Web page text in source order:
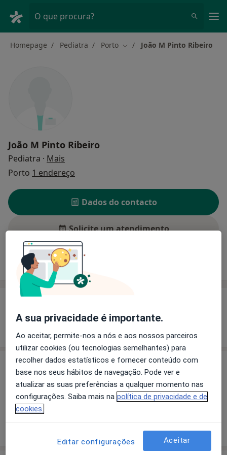
O que procura?
Homepage Pediatra Porto Mudar de cidade
João M Pinto Ribeiro
João M Pinto Ribeiro
Pediatra · Mais
Porto 1 endereço
Dados do contacto
Solicite um atendimento
Experiência
Mostrar mais detalhes
sobre a experiência
Preços
Sem informação sobre serviços e preços
Este especialista ainda não adicionou nenhuma
A sua privacidade é importante.
Ao aceitar, permite-nos a nós e aos nossos parceiros
utilizar cookies (ou tecnologias semelhantes) para
recolher dados estatísticos e fornecer conteúdo com
base nos seus hábitos de navegação. Pode ver e
atualizar as suas preferências a qualquer momento nas
configurações. Saiba mais na política de privacidade e de
cookies.
Editar configurações Aceitar